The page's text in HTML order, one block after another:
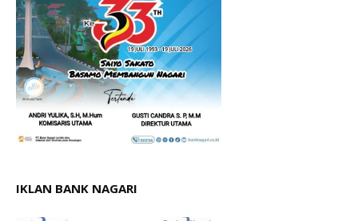
IKLAN BANK NAGARI